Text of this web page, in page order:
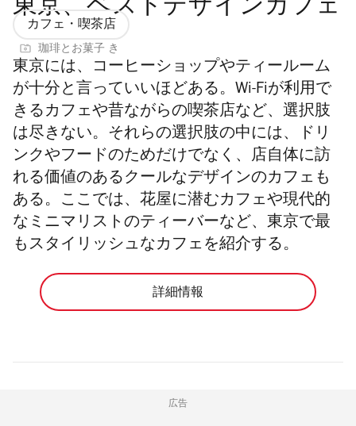
東京、ベストデザインカフェ
カフェ・喫茶店
珈琲とお菓子 き
東京には、コーヒーショップやティールーム
が十分と言っていいほどある。Wi-Fiが利用で
きるカフェや昔ながらの喫茶店など、選択肢
は尽きない。それらの選択肢の中には、ドリ
ンクやフードのためだけでなく、店自体に訪
れる価値のあるクールなデザインのカフェも
ある。ここでは、花屋に潜むカフェや現代的
なミニマリストのティーバーなど、東京で最
もスタイリッシュなカフェを紹介する。
詳細情報
広告